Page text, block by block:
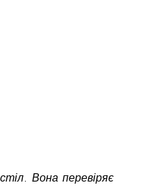
Вона перевіряє